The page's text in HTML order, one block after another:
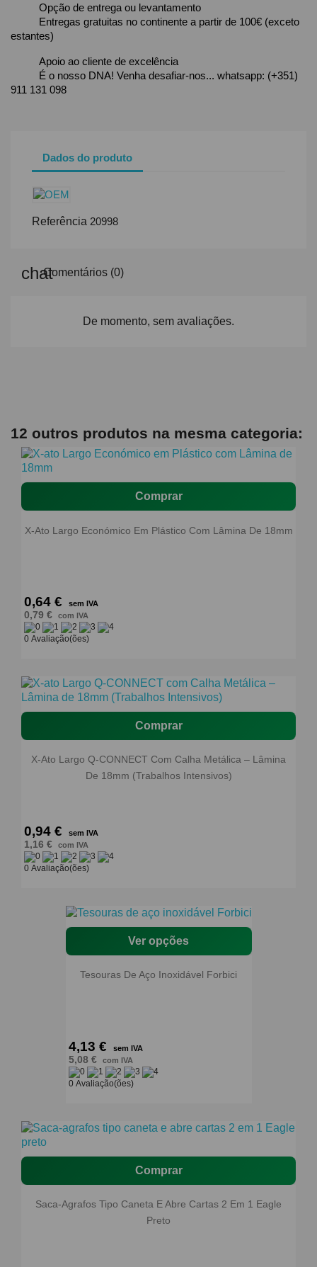
Opção de entrega ou levantamento
Entregas gratuitas no continente a partir de 100€ (exceto
estantes)
Apoio ao cliente de excelência
É o nosso DNA! Venha desafiar-nos... whatsapp: (+351)
911 131 098
Dados do produto
Referência 20998
Comentários (0)
De momento, sem avaliações.
12 outros produtos na mesma categoria:
Comprar
X-Ato Largo Económico Em Plástico Com Lâmina De 18mm
0,64 € sem IVA
0,79 € com IVA
0 Avaliação(ões)
Comprar
X-Ato Largo Q-CONNECT Com Calha Metálica – Lâmina
De 18mm (Trabalhos Intensivos)
0,94 € sem IVA
1,16 € com IVA
0 Avaliação(ões)
Ver opções
Tesouras De Aço Inoxidável Forbici
4,13 € sem IVA
5,08 € com IVA
0 Avaliação(ões)
Comprar
Saca-Agrafos Tipo Caneta E Abre Cartas 2 Em 1 Eagle
Preto